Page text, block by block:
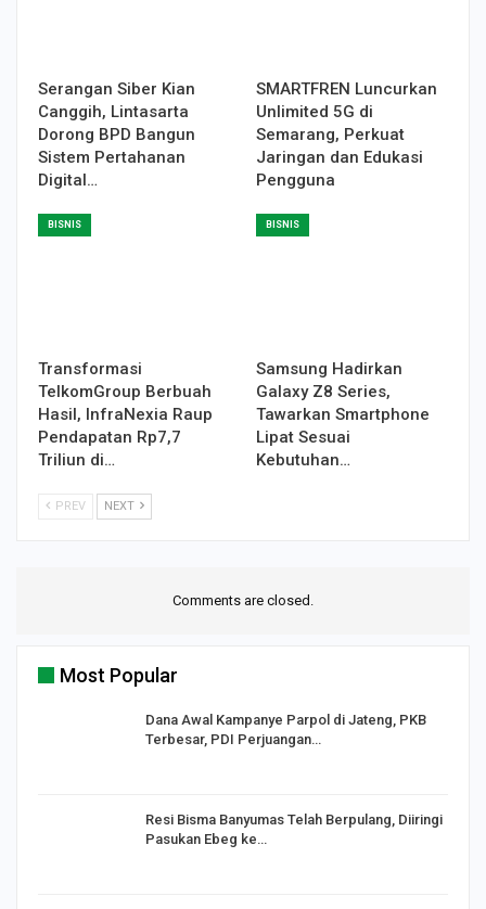
Serangan Siber Kian
Canggih, Lintasarta
Dorong BPD Bangun
Sistem Pertahanan
Digital…
SMARTFREN Luncurkan
Unlimited 5G di
Semarang, Perkuat
Jaringan dan Edukasi
Pengguna
BISNIS
Transformasi
TelkomGroup Berbuah
Hasil, InfraNexia Raup
Pendapatan Rp7,7
Triliun di…
BISNIS
Samsung Hadirkan
Galaxy Z8 Series,
Tawarkan Smartphone
Lipat Sesuai
Kebutuhan…
PREV NEXT
Comments are closed.
Most Popular
Dana Awal Kampanye Parpol di Jateng, PKB
Terbesar, PDI Perjuangan…
Resi Bisma Banyumas Telah Berpulang, Diiringi
Pasukan Ebeg ke…